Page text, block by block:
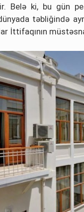
ki, bu gün
təbliğində
İttifaqının